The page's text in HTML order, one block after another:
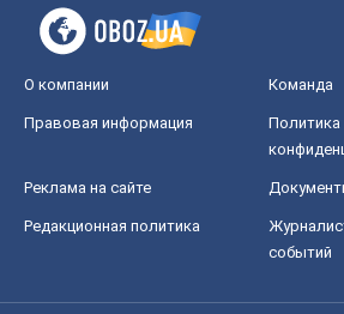
О компании Команда
Правовая информация
Политика
Реклама на сайте
Редакционная политика
событий